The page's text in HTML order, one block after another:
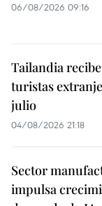
06/08/2026 09:16
Tailandia
turistas
julio
04/08/2026 21:18
Sector
impulsa